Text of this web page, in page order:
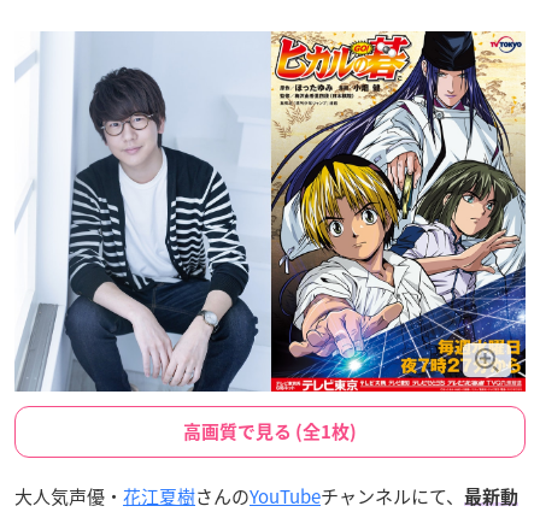
高画質で見る (全1枚)
大人気声優・ 花江夏樹さんのYouTubeチャンネルにて、
最新動